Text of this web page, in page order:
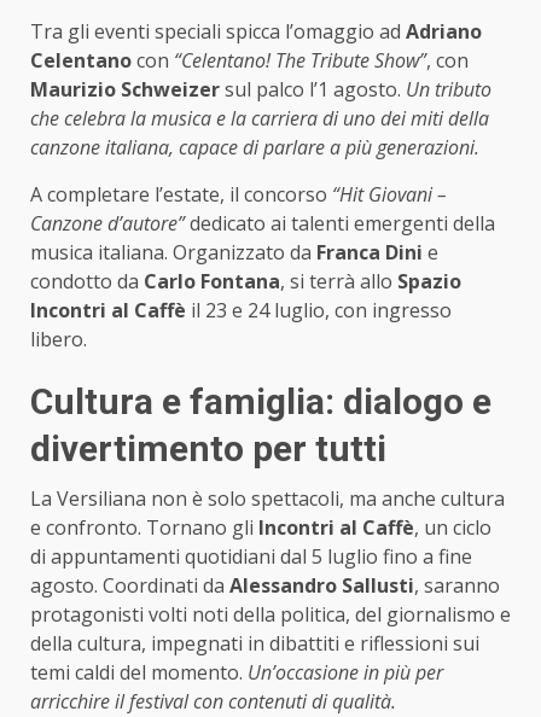
Tra gli eventi speciali spicca l’omaggio ad Adriano
Celentanocon “Celentano! The Tribute Show”, con
Maurizio Schweizersul palco l’1 agosto. Un tributo
che celebra la musica e la carriera di uno dei miti della
canzone italiana, capace di parlare a più generazioni.
A completare l’estate, il concorso “Hit Giovani –
Canzone d’autore”dedicato ai talenti emergenti della
musica italiana. Organizzato da Franca Dini e
condotto da Carlo Fontana, si terrà allo Spazio
Incontri al Caffè il 23 e 24 luglio, con ingresso
libero.
Cultura e famiglia: dialogo e
divertimento per tutti
La Versiliana non è solo spettacoli, ma anche cultura
e confronto. Tornano gli Incontri al Caffè, un ciclo
di appuntamenti quotidiani dal 5 luglio fino a fine
agosto. Coordinati da Alessandro Sallusti, saranno
protagonisti volti noti della politica, del giornalismo e
della cultura, impegnati in dibattiti e riflessioni sui
temi caldi del momento. Un’occasione in più per
arricchire il festival con contenuti di qualità.